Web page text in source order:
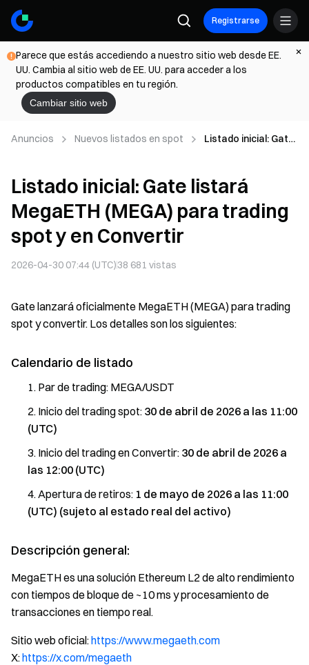
Registrarse
Parece que estás accediendo a nuestro sitio web desde EE.
UU. Cambia al sitio web de EE. UU. para acceder a los
productos compatibles en tu región.
Cambiar sitio web
Anuncios Nuevos listados en spot
Listado inicial: Gate
spot y en Convertir
Listado inicial: Gate listará
MegaETH (MEGA) para trading
spot y en Convertir
2026-04-30 07:44 (UTC)38 681 vistas
Gate lanzará oficialmente MegaETH (MEGA) para trading
spot y convertir. Los detalles son los siguientes:
Calendario de listado
Par de trading: MEGA/USDT
Inicio del trading spot: 30 de abril de 2026 a las 11:00
(UTC)
Inicio del trading en Convertir: 30 de abril de 2026 a
las 12:00 (UTC)
Apertura de retiros: 1 de mayo de 2026 a las 11:00
(UTC) (sujeto al estado real del activo)
Descripción general:
MegaETH es una solución Ethereum L2 de alto rendimiento
con tiempos de bloque de ~10 ms y procesamiento de
transacciones en tiempo real.
Sitio web oficial:https://www.megaeth.com
X:https://x.com/megaeth